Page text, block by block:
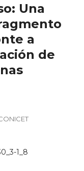
Una
a
de
1_8